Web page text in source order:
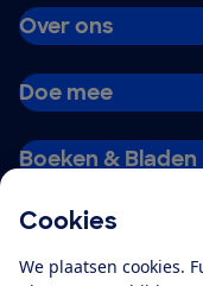
Cookies
We plaatsen cookies.
Over ons
Doe mee
Boeken & Bladen